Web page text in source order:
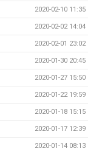
2020-02-10 11:35
2020-02-02 14:04
2020-02-01 23:02
2020-01-30 20:45
2020-01-27 15:50
2020-01-22 19:59
2020-01-18 15:15
2020-01-17 12:39
2020-01-14 08:13